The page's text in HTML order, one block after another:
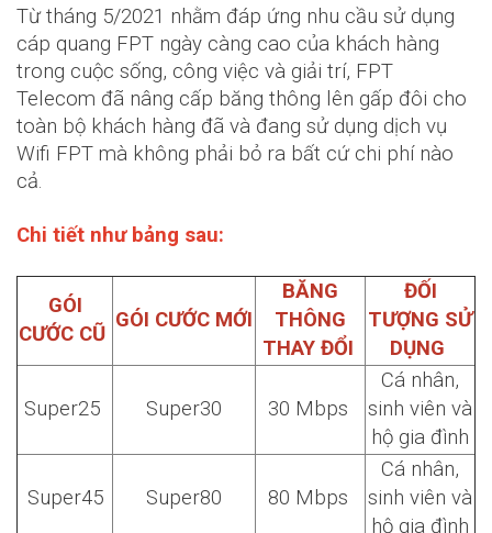
Từ tháng 5/2021 nhằm đáp ứng nhu cầu sử dụng
cáp quang FPT ngày càng cao của khách hàng
trong cuộc sống, công việc và giải trí, FPT
Telecom đã nâng cấp băng thông lên gấp đôi cho
toàn bộ khách hàng đã và đang sử dụng dịch vụ
Wifi FPT mà không phải bỏ ra bất cứ chi phí nào
cả.
Chi tiết như bảng sau:
GÓI
CƯỚC CŨ
GÓI CƯỚC MỚI
BĂNG
THÔNG
THAY ĐỔI
ĐỐI
TƯỢNG SỬ
DỤNG
Super25 Super30 30 Mbps
Cá nhân,
sinh viên và
hộ gia đình
Super45 Super80 80 Mbps
Cá nhân,
sinh viên và
hộ gia đình